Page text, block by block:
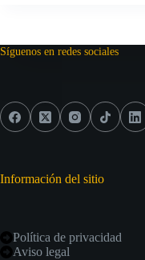
Síguenos en redes sociales
Información del sitio
Política de privacidad
Aviso legal